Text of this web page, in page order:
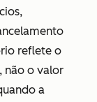
reflete o
não o valor
a